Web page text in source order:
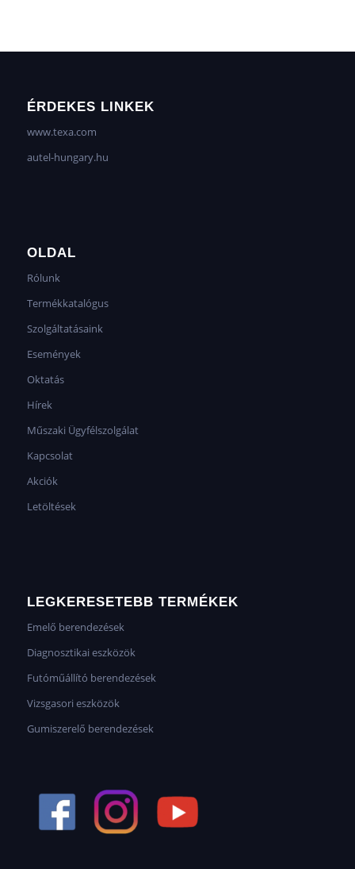
ÉRDEKES LINKEK
www.texa.com
autel-hungary.hu
OLDAL
Rólunk
Termékkatalógus
Szolgáltatásaink
Események
Oktatás
Hírek
Műszaki Ügyfélszolgálat
Kapcsolat
Akciók
Letöltések
LEGKERESETEBB TERMÉKEK
Emelő berendezések
Diagnosztikai eszközök
Futóműállító berendezések
Vizsgasori eszközök
Gumiszerelő berendezések